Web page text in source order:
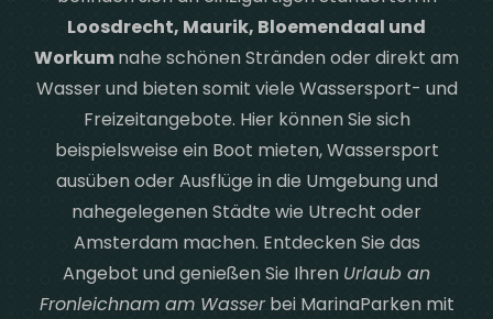
Loosdrecht, Maurik, Bloemendaal und
Workumnahe schönen Stränden oder direkt am
Wasser und bieten somit viele Wassersport- und
Freizeitangebote. Hier können Sie sich
beispielsweise ein Boot mieten, Wassersport
ausüben oder Ausflüge in die Umgebung und
nahegelegenen Städte wie Utrecht oder
Amsterdam machen. Entdecken Sie das
Angebot und genießen Sie Ihren Urlaub an
Fronleichnam am Wasserbei MarinaParken mit